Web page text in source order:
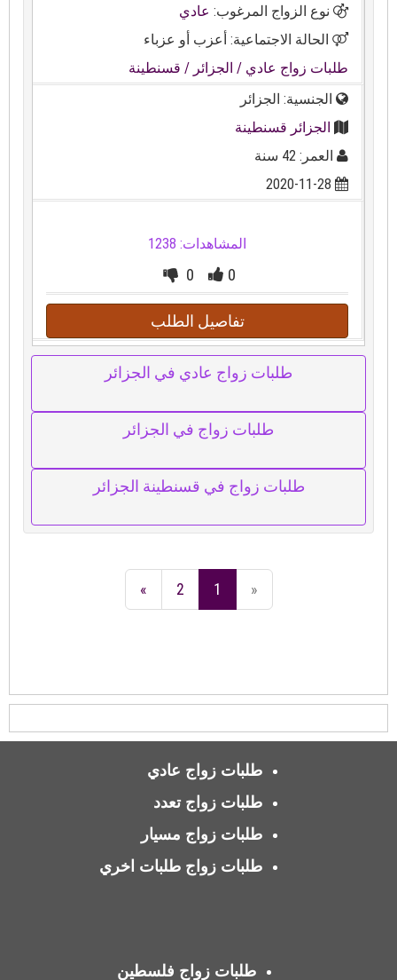
نوع الزواج المرغوب:عادي
الحالة الاجتماعية: أعزب أو عزباء
طلبات زواج عادي/ الجزائر / قسنطينة
الجنسية: الجزائر
الجزائر قسنطينة
العمر: 42 سنة
2020-11-28
المشاهدات: 1238
0
0
تفاصيل الطلب
طلبات زواج عادي في الجزائر
طلبات زواج في الجزائر
طلبات زواج في قسنطينة الجزائر
«
1
2
»
طلبات زواج عادي
طلبات زواج تعدد
طلبات زواج مسيار
طلبات زواج طلبات اخري
طلبات زواج فلسطين